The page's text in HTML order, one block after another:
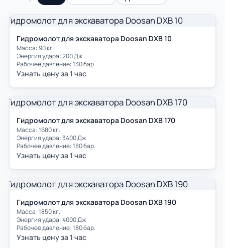
Гидромолот для экскаватора Doosan DXB 10
Масса: 90 кг.
Энергия удара: 200 Дж
Рабочее давление: 130 бар.
Узнать цену за 1 час
Гидромолот для экскаватора Doosan DXB 170
Масса: 1680 кг.
Энергия удара: 3400 Дж
Рабочее давление: 180 бар.
Узнать цену за 1 час
Гидромолот для экскаватора Doosan DXB 190
Масса: 1850 кг.
Энергия удара: 4000 Дж
Рабочее давление: 180 бар.
Узнать цену за 1 час